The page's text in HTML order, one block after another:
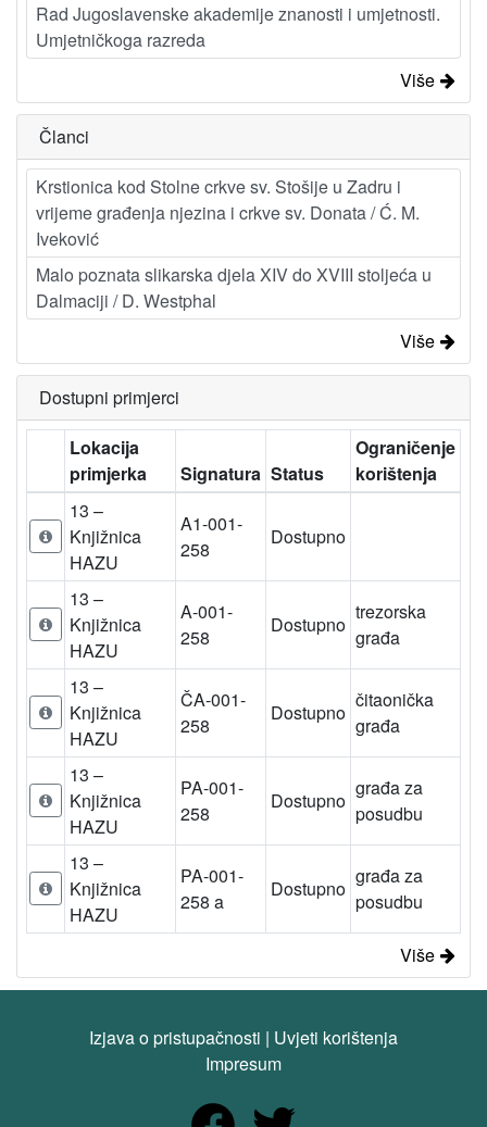
Rad Jugoslavenske akademije znanosti i umjetnosti.
Umjetničkoga razreda
Više
Članci
Krstionica kod Stolne crkve sv. Stošije u Zadru i
vrijeme građenja njezina i crkve sv. Donata / Ć. M.
Iveković
Malo poznata slikarska djela XIV do XVIII stoljeća u
Dalmaciji / D. Westphal
Više
Dostupni primjerci
Lokacija
primjerka
Signatura Status
Ograničenje
korištenja
13 –
Knjižnica
HAZU
A1-001-
258
Dostupno
13 –
Knjižnica
HAZU
A-001-
258
Dostupno
trezorska
građa
13 –
Knjižnica
HAZU
ČA-001-
258
Dostupno
čitaonička
građa
13 –
Knjižnica
HAZU
PA-001-
258
Dostupno
građa za
posudbu
13 –
Knjižnica
HAZU
PA-001-
258 a
Dostupno
građa za
posudbu
Više
Izjava o pristupačnosti | Uvjeti korištenja
Impresum